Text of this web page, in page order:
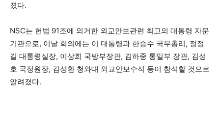
졌다.
NSC는 헌법 91조에 의거한 외교안보관련 최고의 대통령 자문
기관으로, 이날 회의에는 이 대통령과 한승수 국무총리, 정정
길 대통령실장, 이상희 국방부장관, 김하중 통일부 장관, 김성
호 국정원장, 김성환 청와대 외교안보수석 등이 참석할 것으로
알려졌다.